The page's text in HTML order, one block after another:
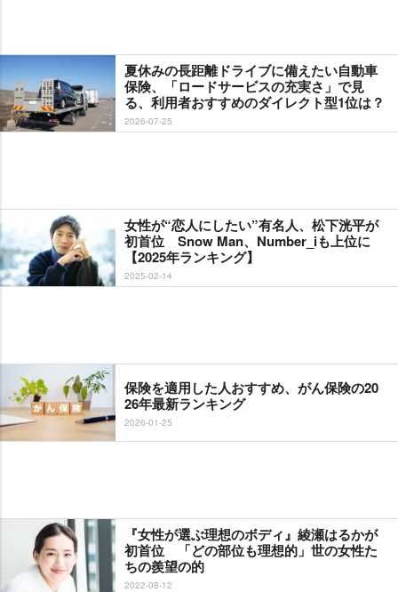
夏休みの長距離ドライブに備えたい自動車
保険、「ロードサービスの充実さ」で見
る、利用者おすすめのダイレクト型1位は？
2026-07-25
女性が“恋人にしたい”有名人、松下洸平が
初首位 Snow Man、Number_iも上位に
【2025年ランキング】
2025-02-14
保険を適用した人おすすめ、がん保険の20
26年最新ランキング
2026-01-25
『女性が選ぶ理想のボディ』綾瀬はるかが
初首位 「どの部位も理想的」世の女性た
ちの羨望の的
2022-08-12